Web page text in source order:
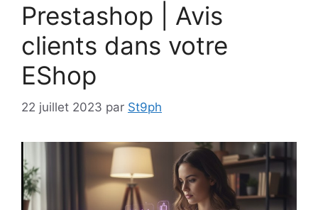
Prestashop | Avis
clients dans votre
EShop
22 juillet 2023 par St9ph